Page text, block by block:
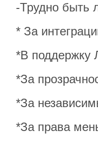
-Трудно быть
* За
*В
*За
*За
*За права